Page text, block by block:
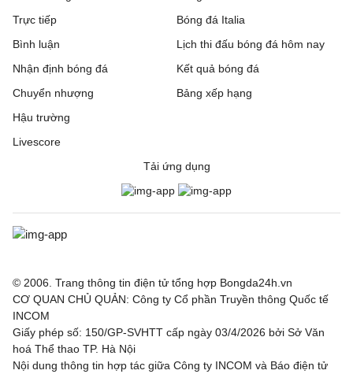
Trực tiếp
Bóng đá Italia
Bình luận
Nhận định bóng đá
Chuyển nhượng
Hậu trường
Livescore
Lịch thi đấu bóng đá hôm nay
Kết quả bóng đá
Bảng xếp hạng
Tải ứng dụng
© 2006. Trang thông tin điện tử tổng hợp Bongda24h.vn
CƠ QUAN CHỦ QUẢN: Công ty Cổ phần Truyền thông Quốc tế
INCOM
Giấy phép số: 150/GP-SVHTT cấp ngày 03/4/2026 bởi Sở Văn
hoá Thể thao TP. Hà Nội
Nội dung thông tin hợp tác giữa Công ty INCOM và Báo điện tử